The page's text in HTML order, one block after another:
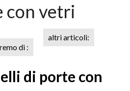
con vetri
di :
altri articoli:
di porte con